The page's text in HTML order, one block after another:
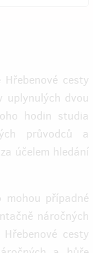
cesty
uplynulých dvou
hodin studia
průvodců a
účelem hledání
případné
náročných
cesty